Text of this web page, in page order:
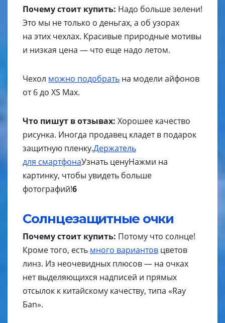
Почему стоит купить: Надо больше зелени!
Это мы не только о деньгах, а об узорах
на этих чехлах. Красивые природные мотивы
и низкая цена — что еще надо летом.
Чехол можно подобрать на модели айфонов
от 6 до XS Max.
Что пишут в отзывах: Хорошее качество
рисунка. Иногда продавец кладет в подарок
защитную пленку.Держатель
для смартфонаУзнать ценуНажми на
картинку, чтобы увидеть больше
фотографий!6
Солнцезащитные очки
Почему стоит купить: Потому что солнце!
Кроме того, есть много вариантов цветов
линз. Из неочевидных плюсов — на очках
нет выделяющихся надписей и прямых
отсылок к китайскому качеству, типа «Ray
Бan».